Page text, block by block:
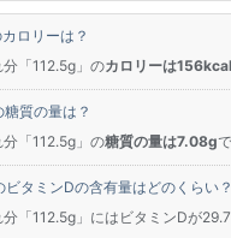
ロリーは？
「112.5g」のカロリーは156kcal
質の量は？
「112.5g」の糖質の量は7.08g
ビタミンDの含有量はどのくらい？
「112.5g」にはビタミンDが